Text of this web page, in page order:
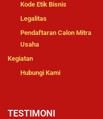
Kode Etik Bisnis
Legalitas
Pendaftaran Calon Mitra
Usaha
Kegiatan
Hubungi Kami
TESTIMONI